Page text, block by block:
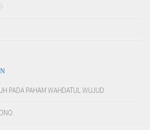
PADA PAHAM WAHDATUL WUJUD